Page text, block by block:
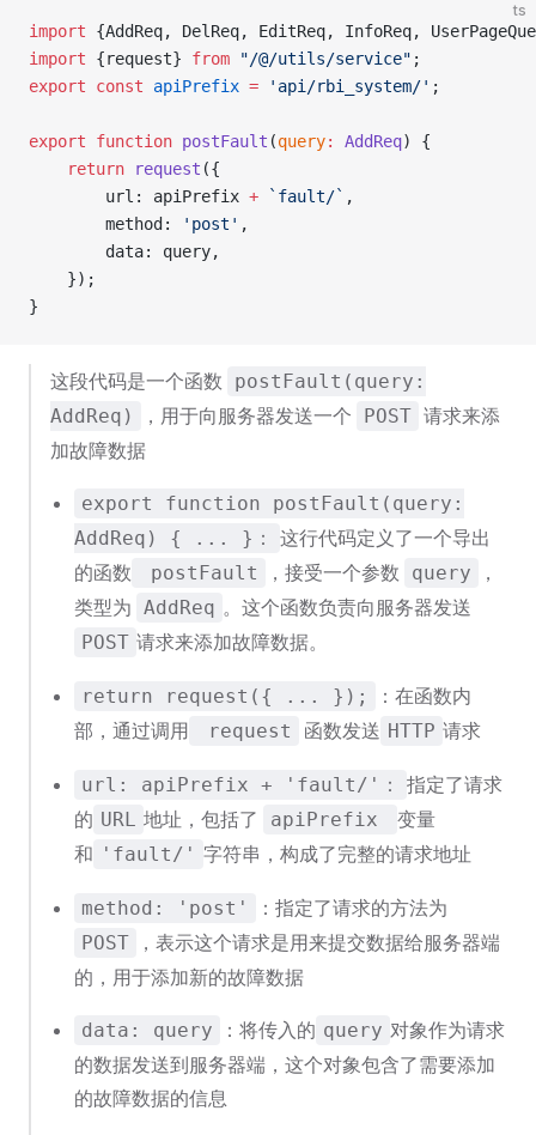
ts
import {AddReq, DelReq, EditReq, InfoReq,
import {request} from "/@/utils/service" ;
export const apiPrefix = 'api/rbi_system/' ;
export function postFault (query: AddReq) {
    return
request ({
        url: apiPrefix
+ `fault/` ,
        method:
'post' ,
        data: query,
    });
}
这段代码是一个函数
postFault(query:
AddReq)
，用于向服务器发送一个 POST 请求来添
加故障数据
export function postFault(query:
AddReq) { ... }：
这行代码定义了一个导出
的函数
postFault ，接受一个参数 query
，
类型为 AddReq 。这个函数负责向服务器发送
POST 请求来添加故障数据。
return request({ ... });
：在函数内
部，通过调用
request 函数发送 HTTP 请求
url: apiPrefix + 'fault/'：
指定了请求
的 URL 地址，包括了 apiPrefix
变量
和 'fault/' 字符串，构成了完整的请求地址
method: 'post' ：指定了请求的方法为
POST
，表示这个请求是用来提交数据给服务器端
的，用于添加新的故障数据
data: query ：将传入的 query 对象作为请求
的数据发送到服务器端，这个对象包含了需要添加
的故障数据的信息